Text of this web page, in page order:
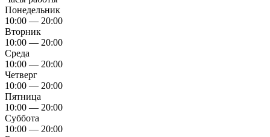
Понедельник
10:00 — 20:00
Вторник
10:00 — 20:00
Среда
10:00 — 20:00
Четверг
10:00 — 20:00
Пятница
10:00 — 20:00
Суббота
10:00 — 20:00